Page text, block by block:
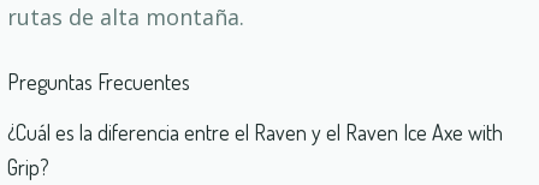
rutas de alta montaña.
Preguntas Frecuentes
¿Cuál es la diferencia entre el Raven y el Raven Ice Axe with
Grip?